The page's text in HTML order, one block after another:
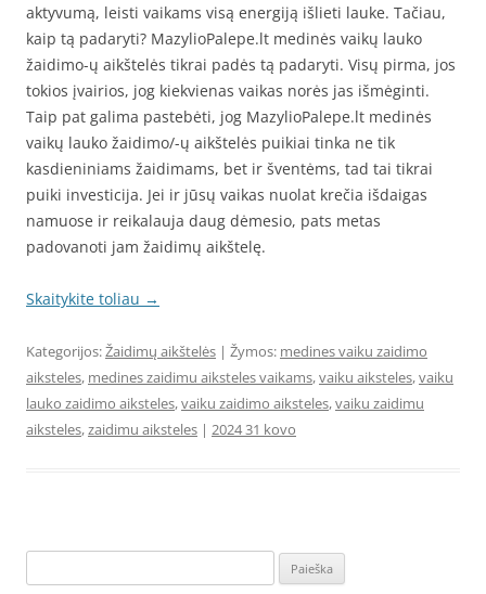
aktyvumą, leisti vaikams visą energiją išlieti lauke. Tačiau,
kaip tą padaryti? MazylioPalepe.lt medinės vaikų lauko
žaidimo-ų aikštelės tikrai padės tą padaryti. Visų pirma, jos
tokios įvairios, jog kiekvienas vaikas norės jas išmėginti.
Taip pat galima pastebėti, jog MazylioPalepe.lt medinės
vaikų lauko žaidimo/-ų aikštelės puikiai tinka ne tik
kasdieniniams žaidimams, bet ir šventėms, tad tai tikrai
puiki investicija. Jei ir jūsų vaikas nuolat krečia išdaigas
namuose ir reikalauja daug dėmesio, pats metas
padovanoti jam žaidimų aikštelę.
Skaitykite toliau →
Kategorijos:Žaidimų aikštelės | Žymos: medines vaiku zaidimo
aiksteles, medines zaidimu aiksteles vaikams,vaiku aiksteles,vaiku
lauko zaidimo aiksteles,vaiku zaidimo aiksteles,vaiku zaidimu
aiksteles,zaidimu aiksteles | 2024 31 kovo